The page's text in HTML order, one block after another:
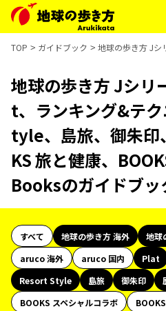
TOP ガイドブック 地球の歩き方 Jシ
地球の歩き方 Jシリ
t、ランキング&テ
tyle、島旅、御朱印
KS 旅と健康、
Booksのガイドブッ
すべて 地球の歩き方 海外
地球
aruco 海外
aruco 国内 Plat
Resort Style
島旅 御朱印
BOOKS スペシャルコラボ